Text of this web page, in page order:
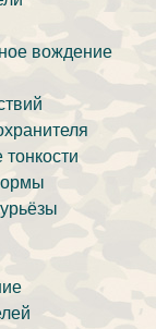
вождение
тонкости